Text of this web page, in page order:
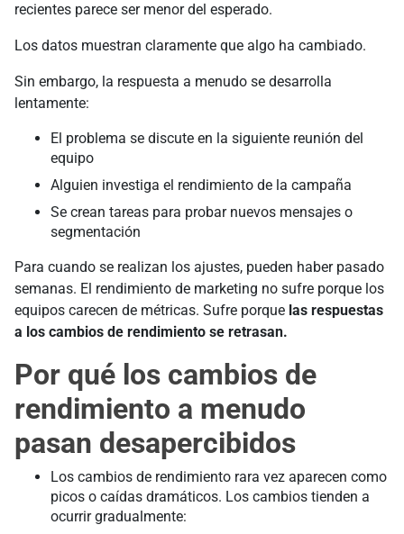
recientes parece ser menor del esperado.
Los datos muestran claramente que algo ha cambiado.
Sin embargo, la respuesta a menudo se desarrolla
lentamente:
El problema se discute en la siguiente reunión del
equipo
Alguien investiga el rendimiento de la campaña
Se crean tareas para probar nuevos mensajes o
segmentación
Para cuando se realizan los ajustes, pueden haber pasado
semanas. El rendimiento de marketing no sufre porque los
equipos carecen de métricas. Sufre porque las respuestas
a los cambios de rendimiento se retrasan.
Por qué los cambios de
rendimiento a menudo
pasan desapercibidos
Los cambios de rendimiento rara vez aparecen como
picos o caídas dramáticos. Los cambios tienden a
ocurrir gradualmente: